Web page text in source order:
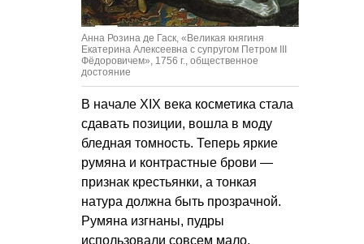
Анна Розина де Гаск, «Великая княгиня
Екатерина Алексеевна с супругом Петром III
Фёдоровичем», 1756 г., общественное
достояние
В начале XIX века косметика стала
сдавать позиции, вошла в моду
бледная томность. Теперь яркие
румяна и контрастные брови —
признак крестьянки, а тонкая
натура должна быть прозрачной.
Румяна изгнаны, пудры
использовали совсем мало,